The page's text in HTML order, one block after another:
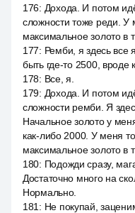
176: Дохода. И потом
сложности тоже реди. У
максимальное золото в
177: Ремби, я здесь все
быть где-то 2500, вроде
178: Все, я.
179: Дохода. И потом
сложности ремби. Я
Начальное золото у
как-либо 2000. У меня
максимальное золото в
180: Подожди сразу,
Достаточно много на
Нормально.
181 : Не покупай,